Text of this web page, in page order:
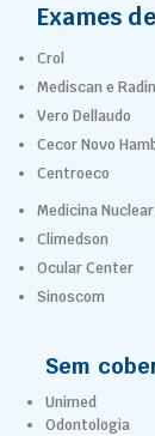
Exames
Crol
Mediscan e
Vero Dellaudo
Cecor Novo
Centroeco
Medicina
Climedson
Ocular Center
Sinoscom
Sem
Unimed
Odontologia